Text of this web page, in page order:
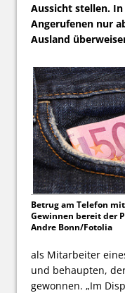
Aussicht stellen.
Angerufenen nur
Ausland
Betrug am Telefon
Gewinnen bereit der
Andre Bonn/Fotolia
als Mitarbeiter
und behaupten,
gewonnen. „Im